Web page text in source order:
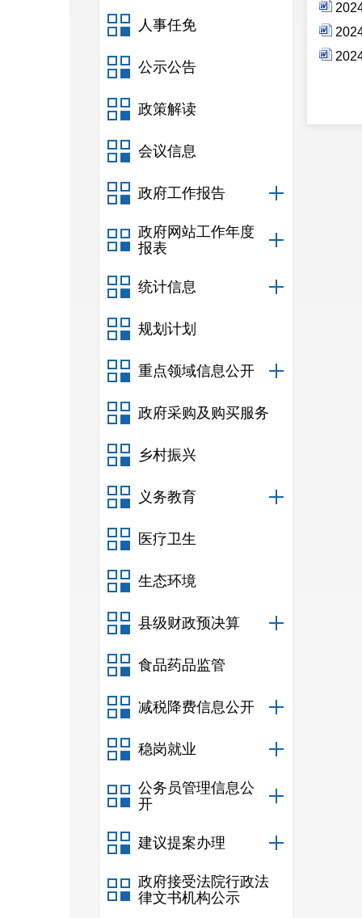
人事任免
公示公告
政策解读
会议信息
政府工作报告
政府网站工作年度
报表
统计信息
规划计划
重点领域信息公开
政府采购及购买服务
乡村振兴
义务教育
医疗卫生
生态环境
县级财政预决算
食品药品监管
减税降费信息公开
稳岗就业
公务员管理信息公
开
建议提案办理
政府接受法院行政法
律文书机构公示